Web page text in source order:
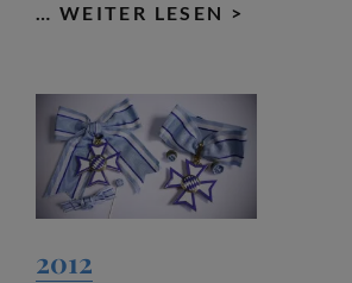
… WEITER LESEN >
2012